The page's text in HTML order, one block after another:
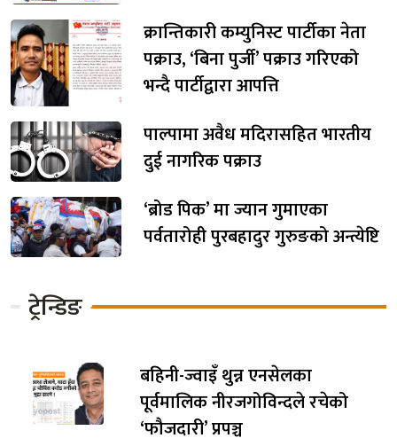
क्रान्तिकारी कम्युनिस्ट पार्टीका नेता
पक्राउ, ‘बिना पुर्जी’ पक्राउ गरिएको
भन्दै पार्टीद्वारा आपत्ति
पाल्पामा अवैध मदिरासहित भारतीय
दुई नागरिक पक्राउ
‘ब्रोड पिक’ मा ज्यान गुमाएका
पर्वतारोही पुरबहादुर गुरुङको अन्त्येष्टि
ट्रेन्डिङ
बहिनी-ज्वाइँ थुन्न एनसेलका
पूर्वमालिक नीरजगोविन्दले रचेको
‘फौजदारी’ प्रपञ्च